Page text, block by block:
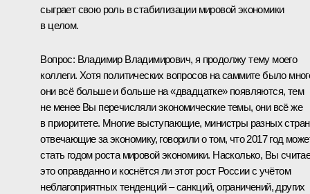
сыграет свою роль в стабилизации мировой экономики
в целом.
Вопрос: Владимир Владимирович, я продолжу тему моего
коллеги. Хотя политических вопросов на саммите было
они всё больше и больше на «двадцатке» появляются, тем
не менее Вы перечисляли экономические темы, они всё же
в приоритете. Многие выступающие, министры разных
отвечающие за экономику, говорили о том, что 2017 год
стать годом роста мировой экономики. Насколько, Вы
это оправданно и коснётся ли этот рост России с учётом
неблагоприятных тенденций – санкций, ограничений, других